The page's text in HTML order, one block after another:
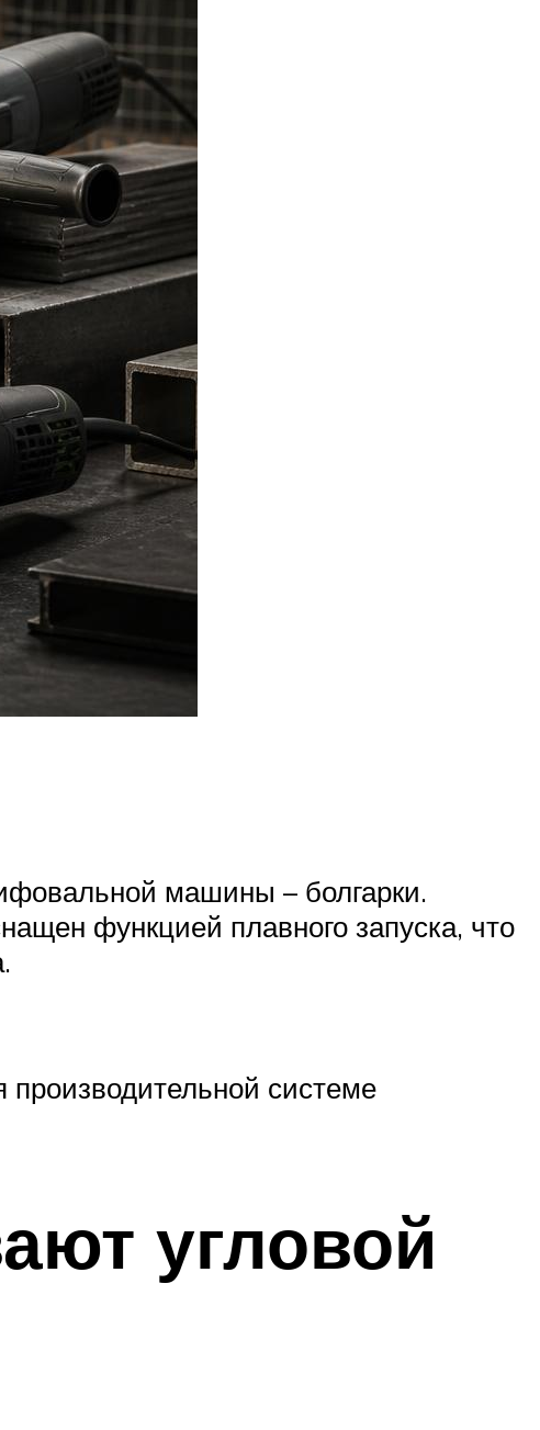
машины – болгарки.
функцией плавного запуска, что
производительной системе
угловой